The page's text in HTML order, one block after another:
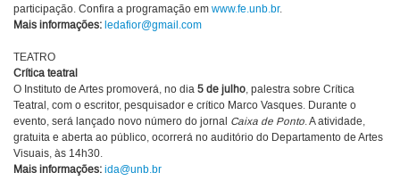
participação. Confira a programação em www.fe.unb.br.
Mais informações: ledafior@gmail.com
TEATRO
Crítica teatral
O Instituto de Artes promoverá, no dia 5 de julho, palestra sobre Crítica
Teatral, com o escritor, pesquisador e crítico Marco Vasques. Durante o
evento, será lançado novo número do jornal Caixa de Ponto. A atividade,
gratuita e aberta ao público, ocorrerá no auditório do Departamento de Artes
Visuais, às 14h30.
Mais informações: ida@unb.br